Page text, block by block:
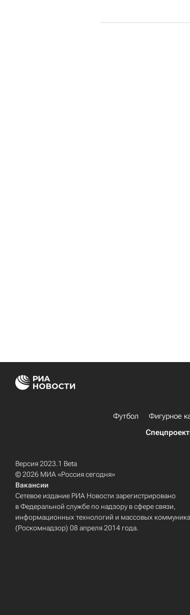
Футбол Фигурное
Версия 2023.1 Beta
© 2026 МИА «Россия сегодня»
Вакансии
Сетевое издание РИА Новости зарегистрировано
в Федеральной службе по надзору в сфере связи,
информационных технологий и массовых
(Роскомнадзор) 08 апреля 2014 года.